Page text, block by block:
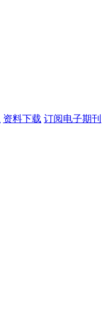
资料下载 订阅电子期刊